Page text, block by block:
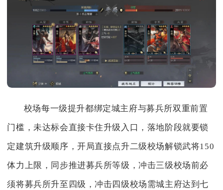
校场每一级提升都绑定城主府与募兵所双重前置
门槛，未达标会直接卡住升级入口，落地阶段就要锁
定建筑升级顺序，开局直接点升二级校场解锁武将150
体力上限，同步推进募兵所等级，冲击三级校场前必
须将募兵所升至四级，冲击四级校场需城主府达到七